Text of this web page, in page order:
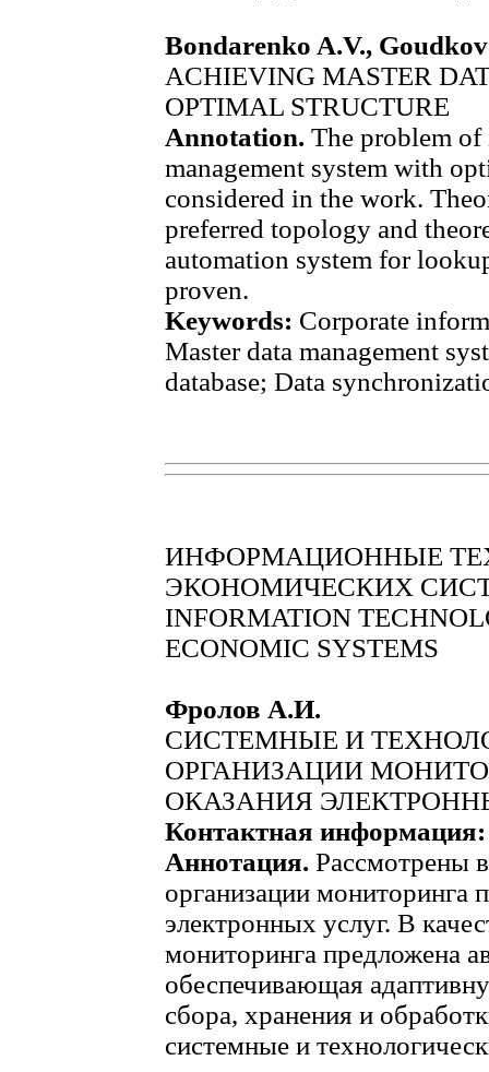
Bondarenko A.V.,
ACHIEVING MASTER
OPTIMAL STRUCTURE
Annotation. The problem of
management system with
considered in the work.
preferred topology and
automation system for
proven.
Keywords: Corporate
Master data management
database; Data
ИНФОРМАЦИОННЫЕ
ЭКОНОМИЧЕСКИХ
INFORMATION
ECONOMIC SYSTEMS
Фролов А.И.
СИСТЕМНЫЕ И
ОРГАНИЗАЦИИ
ОКАЗАНИЯ
Контактная информация:
Аннотация. Рассмотрены
организации мониторинга
электронных услуг. В
мониторинга предложена
обеспечивающая
сбора, хранения и
системные и